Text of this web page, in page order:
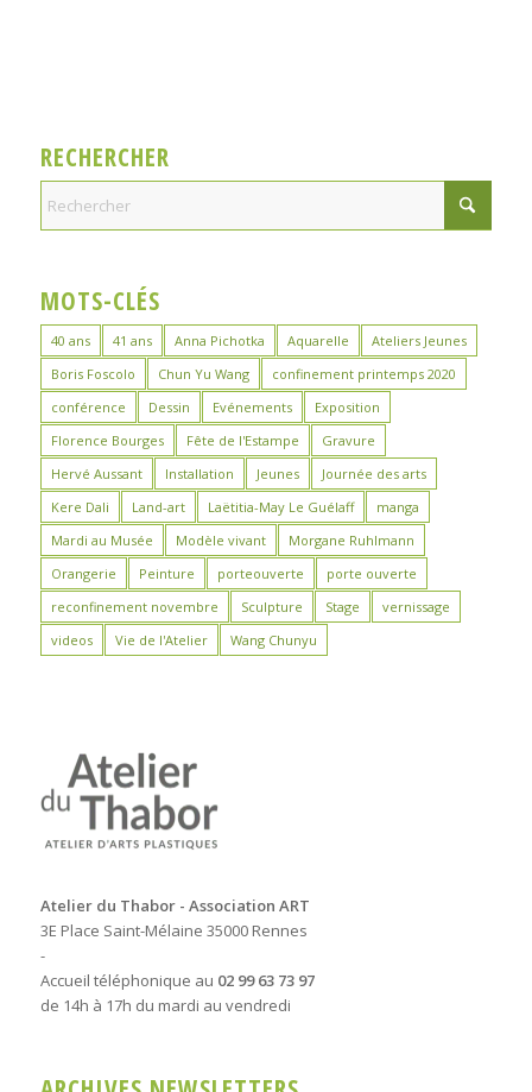
RECHERCHER
MOTS-CLÉS
40 ans 41 ans Anna Pichotka Aquarelle
Ateliers Jeunes
Boris Foscolo
Chun Yu Wang
confinement printemps 2020
conférence
Dessin Evénements
Exposition
Florence Bourges
Fête de l'Estampe
Gravure
Hervé Aussant
Installation Jeunes
Journée des arts
Kere Dali
Land-art Laëtitia-May Le Guélaff
manga
Mardi au Musée
Modèle vivant
Morgane Ruhlmann
Orangerie
Peinture porteouverte
porte ouverte
reconfinement novembre
Sculpture Stage
vernissage
videos
Vie de l'Atelier Wang Chunyu
Atelier du Thabor - Association ART
3E Place Saint-Mélaine 35000 Rennes
-
Accueil téléphonique au 02 99 63 73 97
de 14h à 17h du mardi au vendredi